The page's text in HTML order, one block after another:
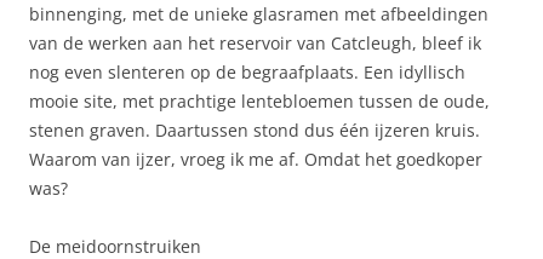
binnenging, met de unieke glasramen met afbeeldingen
van de werken aan het reservoir van Catcleugh, bleef ik
nog even slenteren op de begraafplaats. Een idyllisch
mooie site, met prachtige lentebloemen tussen de oude,
stenen graven. Daartussen stond dus één ijzeren kruis.
Waarom van ijzer, vroeg ik me af. Omdat het goedkoper
was?
De meidoornstruiken